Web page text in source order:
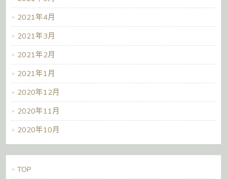
2021年4月
2021年3月
2021年2月
2021年1月
2020年12月
2020年11月
2020年10月
TOP